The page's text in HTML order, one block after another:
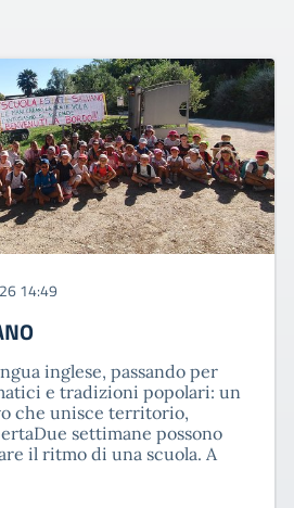
14:49
inglese, passando per
e tradizioni popolari: un
che unisce territorio,
settimane possono
il ritmo di una scuola. A